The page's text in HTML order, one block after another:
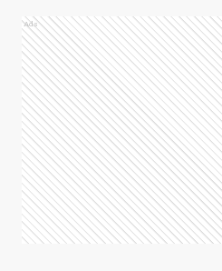
Ads